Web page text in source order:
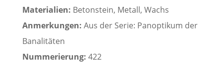
Materialien: Betonstein, Metall, Wachs
Anmerkungen: Aus der Serie: Panoptikum der
Banalitäten
Nummerierung: 422